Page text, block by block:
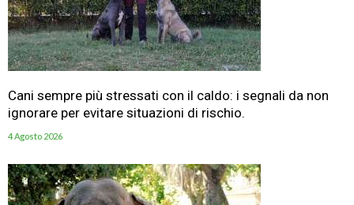
Cani sempre più stressati con il caldo: i segnali da non
ignorare per evitare situazioni di rischio.
4 Agosto 2026